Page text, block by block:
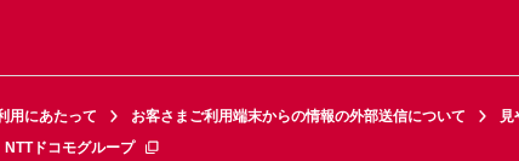
用にあたって お客さまご利用端末からの情報の外部送信について
見
NTTドコモグループ